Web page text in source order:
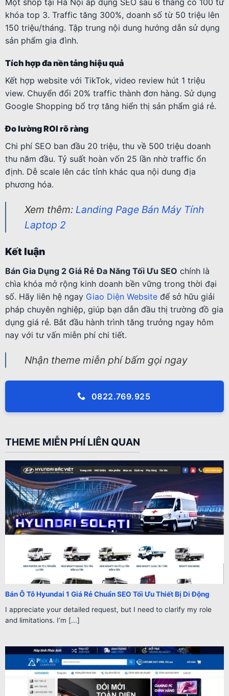
Một shop tại Hà Nội áp dụng SEO sau 6 tháng có 100 từ
khóa top 3. Traffic tăng 300%, doanh số từ 50 triệu lên
150 triệu/tháng. Tập trung nội dung hướng dẫn sử dụng
sản phẩm gia đình.
Tích hợp đa nền tảng hiệu quả
Kết hợp website với TikTok, video review hút 1 triệu
view. Chuyển đổi 20% traffic thành đơn hàng. Sử dụng
Google Shopping bổ trợ tăng hiển thị sản phẩm giá rẻ.
Đo lường ROI rõ ràng
Chi phí SEO ban đầu 20 triệu, thu về 500 triệu doanh
thu năm đầu. Tỷ suất hoàn vốn 25 lần nhờ traffic ổn
định. Dễ scale lên các tỉnh khác qua nội dung địa
phương hóa.
Xem thêm: Landing Page Bán Máy Tính
Laptop 2
Kết luận
Bán Gia Dụng 2 Giá Rẻ Đa Năng Tối Ưu SEO chính là
chìa khóa mở rộng kinh doanh bền vững trong thời đại
số. Hãy liên hệ ngay Giao Diện Website để sở hữu giải
pháp chuyên nghiệp, giúp bạn dẫn đầu thị trường đồ gia
dụng giá rẻ. Bắt đầu hành trình tăng trưởng ngay hôm
nay với tư vấn miễn phí chi tiết.
Nhận theme miễn phí bấm gọi ngay
0822.769.925
THEME MIỄN PHÍ LIÊN QUAN
Bán Ô Tô Hyundai 1 Giá Rẻ Chuẩn SEO Tối Ưu Thiết Bị Di Động
I appreciate your detailed request, but I need to clarify my role
and limitations. I’m [...]